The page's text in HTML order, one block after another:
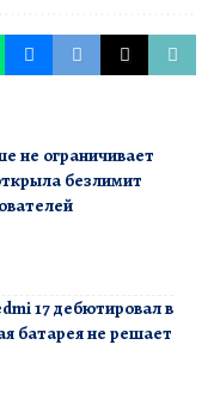
не ограничивает
безлимит
17 дебютировал в
батарея не решает